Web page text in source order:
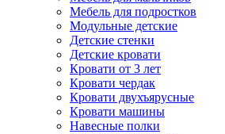
Мебель для подростков
Модульные детские
Детские стенки
Детские кровати
Кровати от 3 лет
Кровати чердак
Кровати двухъярусные
Кровати машины
Навесные полки